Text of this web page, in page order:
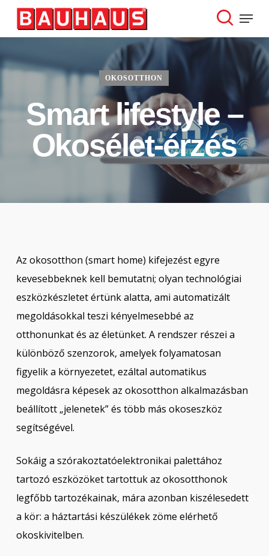
Skip
content
search
Menu
OKOSOTTHON
Smart lifestyle –
Okosélet-érzés
Az okosotthon (smart home) kifejezést egyre
kevesebbeknek kell bemutatni; olyan technológiai
eszközkészletet értünk alatta, ami automatizált
megoldásokkal teszi kényelmesebbé az
otthonunkat és az életünket. A rendszer részei a
különböző szenzorok, amelyek folyamatosan
figyelik a környezetet, ezáltal automatikus
megoldásra képesek az okosotthon alkalmazásban
beállított „jelenetek” és több más okoseszköz
segítségével.
Sokáig a szórakoztatóelektronikai palettához
tartozó eszközöket tartottuk az okosotthonok
legfőbb tartozékainak, mára azonban kiszélesedett
a kör: a háztartási készülékek zöme elérhető
okoskivitelben.
Close
Menu